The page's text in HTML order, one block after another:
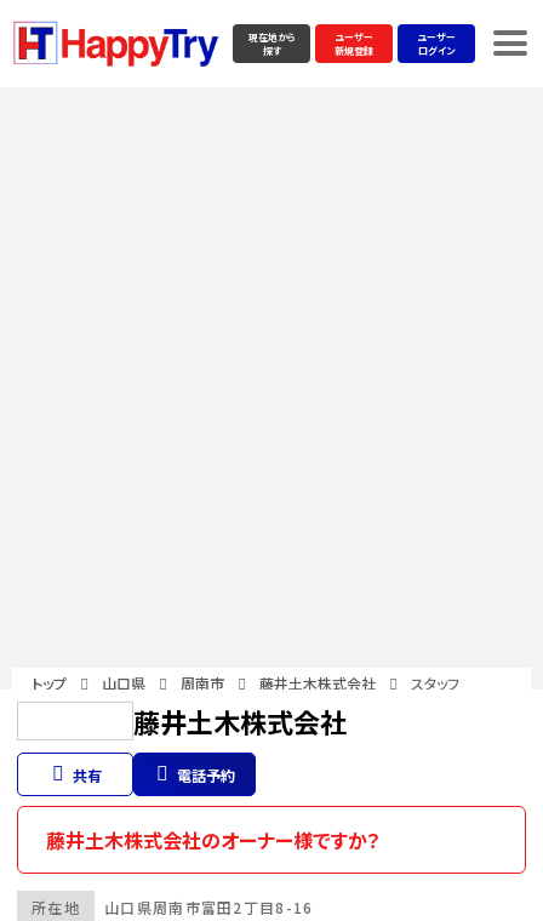
現在地から
探す
ユーザー
新規登録
ユーザー
ログイン
トップ 山口県 周南市 藤井土木株式会社 スタッフ
藤井土木株式会社
共有 電話予約
藤井土木株式会社のオーナー様ですか？
所在地 山口県周南市富田2丁目8-16